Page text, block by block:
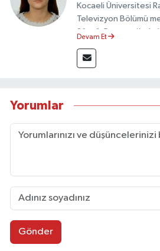
Kocaeli Üniversitesi
Televizyon Bölümü
Sözcü Gazetesi’nde
Devam Et
Yorumlar
Gönder